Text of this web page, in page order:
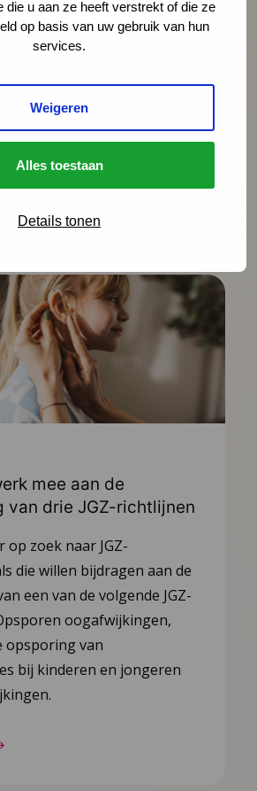
die u aan ze heeft verstrekt of die ze
op basis van uw gebruik van hun
services.
Weigeren
Alles toestaan
Details tonen
van Jeugd in Onderzoek
in Utrecht. Het
onderzoek daar
Het is vanaf nu mogelijk
in te dienen.
mee aan de
van drie JGZ-richtlijnen
op zoek naar JGZ-
die willen bijdragen aan de
een van de volgende JGZ-
oogafwijkingen,
opsporing van
bij kinderen en jongeren